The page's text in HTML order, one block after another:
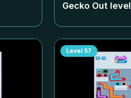
Gecko Out level
Level 57